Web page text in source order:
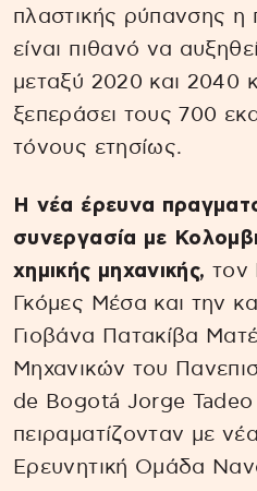
πλαστικής ρύπανσης
είναι πιθανό να
μεταξύ 2020 και 2040
ξεπεράσει τους 700
τόνους ετησίως.
Η νέα έρευνα
συνεργασία με
χημικής μηχανικής, τον
Γκόμες Μέσα και την
Γιοβάνα Πατακίβα
Μηχανικών του
de Bogotá Jorge
πειραματίζονταν με
Ερευνητική Ομάδα